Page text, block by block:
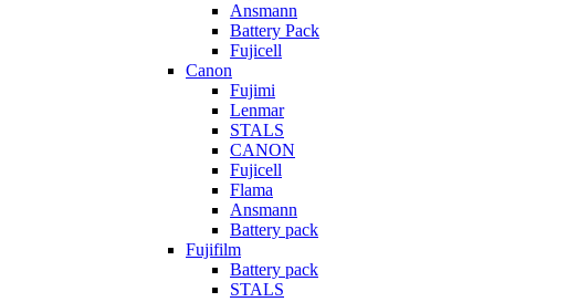
Ansmann
Battery Pack
Fujicell
Canon
Fujimi
Lenmar
STALS
CANON
Fujicell
Flama
Ansmann
Battery pack
Fujifilm
Battery pack
STALS